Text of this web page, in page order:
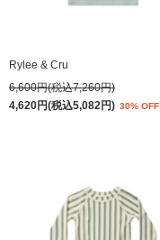
Rylee & Cru
6,600円(税込7,260円)
4,620円(税込5,082円) 30% OFF